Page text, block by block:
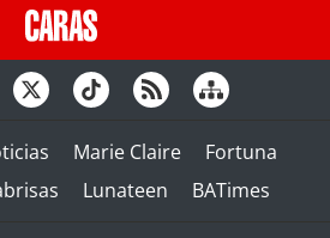
Marie Claire
Fortuna
Lunateen BATimes